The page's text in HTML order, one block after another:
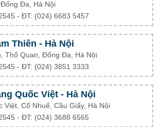
Đa, Hà Nội
- ĐT: (024) 6683 5457
Thiên - Hà Nội
Thổ Quan, Đống Đa, Hà Nội
- ĐT: (024) 3851 3333
Quốc Việt - Hà Nội
Việt, Cổ Nhuế, Cầu Giấy, Hà Nội
- ĐT: (024) 3688 6565